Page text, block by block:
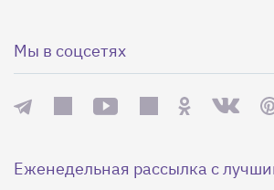
Мы в соцсетях
Еженедельная рассылка с